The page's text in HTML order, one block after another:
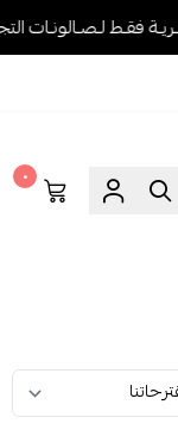
فقـط لـصـالونـات
٠